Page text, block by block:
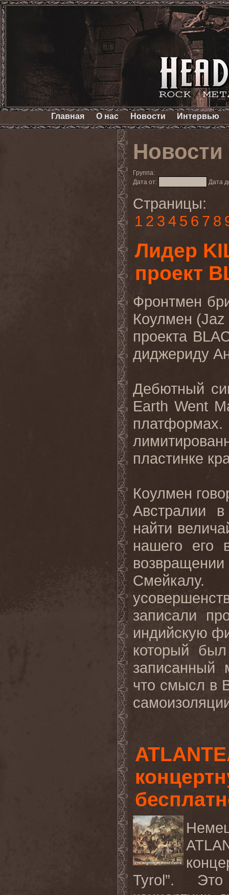
Главная О нас Новости Интервью
Новости
Группа:
Дата от:
Дата
Страницы:
1 2 3 4 5 6 7 8
Лидер
проект
Фронтмен
Коулмен (Jaz
проекта
диджериду
Дебютный
Earth Went
пластинке
Коулмен
Австралии
найти
нашего его
записали
индийскую
который
записанный
что смысл в
Tyrol”.